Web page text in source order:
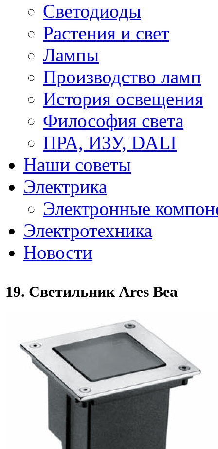
Светодиоды
Растения и свет
Лампы
Производство ламп
История освещения
Философия света
ПРА, ИЗУ, DALI
Наши советы
Электрика
Электронные
Электротехника
Новости
19. Светильник Ares Bea